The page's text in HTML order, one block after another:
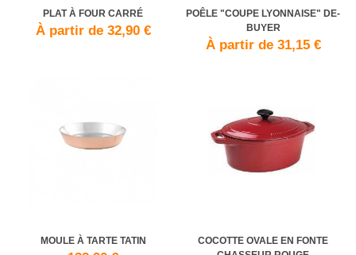
PLAT À FOUR CARRÉ
À partir de 32,90 €
POÊLE "COUPE LYONNAISE" DE-
BUYER
À partir de 31,15 €
MOULE À TARTE TATIN
COCOTTE OVALE EN FONTE